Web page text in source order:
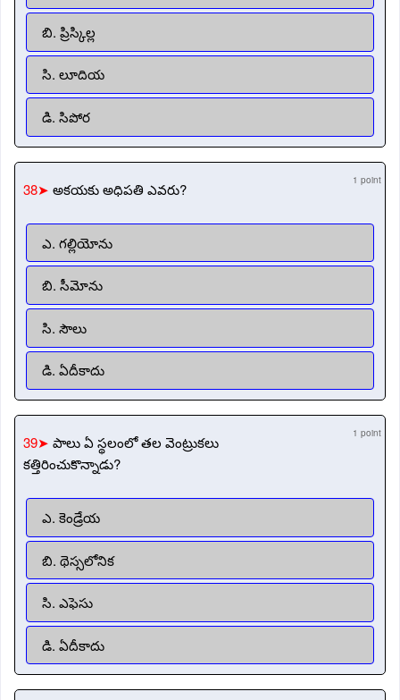
బి. ప్రిస్కిల్ల
సి. లూదియ
డి. సిపోర
38➤ అకయకు అధిపతి ఎవరు? 1 point
ఎ. గల్లియోను
బి. సీమోను
సి. సౌలు
డి. ఏదీకాదు
39➤ పాలు ఏ స్థలంలో తల వెంట్రుకలు
కత్తిరించుకొన్నాడు?
1 point
ఎ. కెండ్రేయ
బి. థెస్సలోనిక
సి. ఎఫెసు
డి. ఏదీకాదు